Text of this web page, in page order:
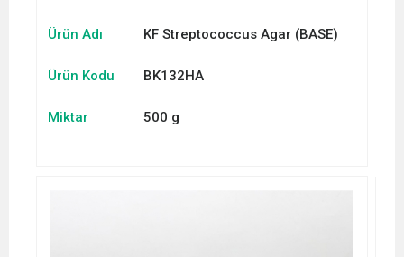
Ürün Adı KF Streptococcus Agar (BASE)
Ürün Kodu BK132HA
Miktar 500 g